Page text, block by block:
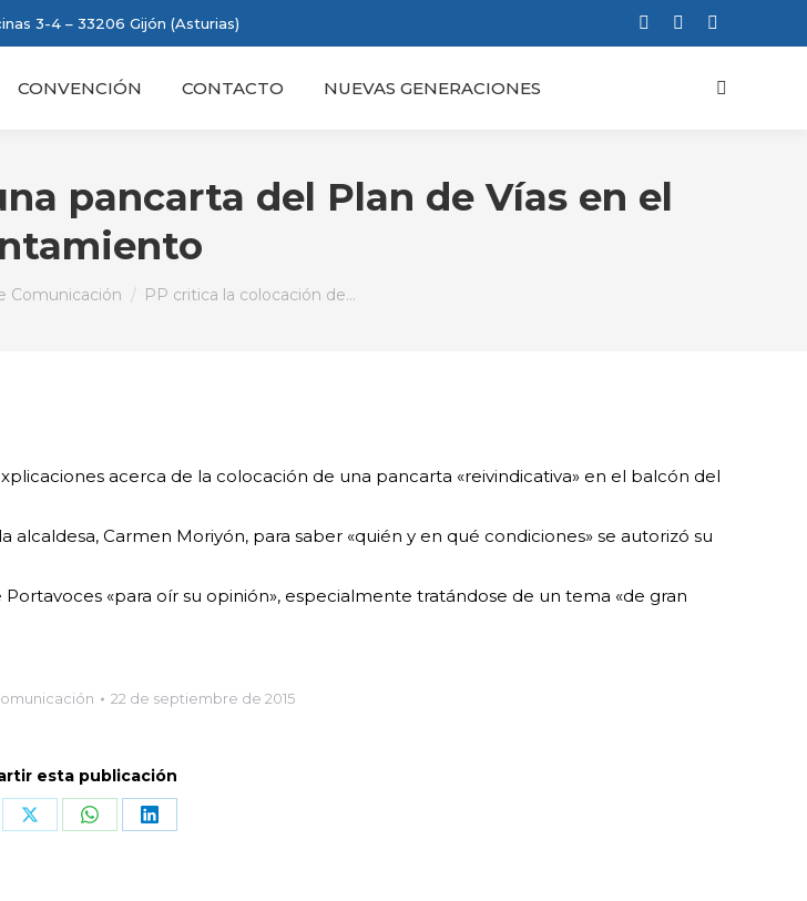
3-4 – 33206 Gijón (Asturias)
window
opensopens
CONVENCIÓN CONTACTO NUEVAS GENERACIONES Buscar:
pancarta del Plan de Vías en el
Comunicación PP critica la colocación de…
acerca de la colocación de una pancarta «reivindicativa» en el balcón del
Carmen Moriyón, para saber «quién y en qué condiciones» se autorizó su
«para oír su opinión», especialmente tratándose de un tema «de gran
22 de septiembre de 2015
esta publicación
Share Share Share